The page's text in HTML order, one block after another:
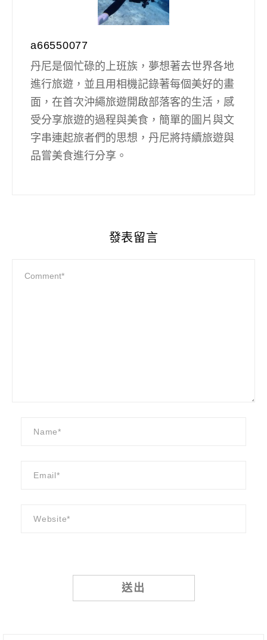
a66550077
丹尼是個忙碌的上班族，夢想著去世界各地
進行旅遊，並且用相機記錄著每個美好的畫
面，在首次沖繩旅遊開啟部落客的生活，感
受分享旅遊的過程與美食，簡單的圖片與文
字串連起旅者們的思想，丹尼將持續旅遊與
品嘗美食進行分享。
發表留言